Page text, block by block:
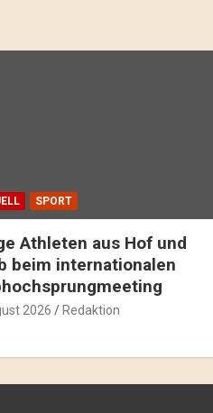
SPORT
Athleten aus Hof und
beim internationalen
2026 Redaktion